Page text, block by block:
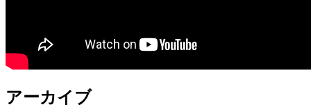
アーカイブ